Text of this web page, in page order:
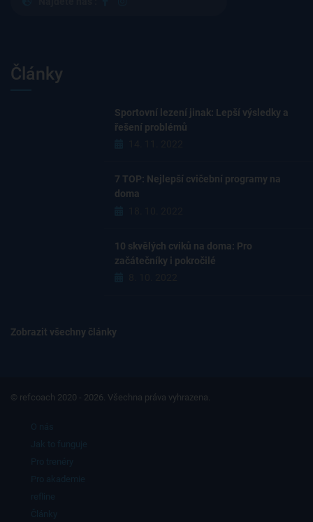
Články
Sportovní lezení jinak: Lepší výsledky a
řešení problémů
7 TOP: Nejlepší cvičební programy na
doma
10 skvělých cviků na doma: Pro
začátečníky i pokročilé
Zobrazit všechny články
© refcoach 2020 - 2026. Všechna práva vyhrazena.